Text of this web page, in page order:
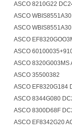
ASCO 8210G22
ASCO
ASCO
ASCO
ASCO
ASCO 8320G003MS
ASCO 35500382
ASCO EF8320G184
ASCO 8344G080
ASCO 8300D68F
ASCO EF8342G20